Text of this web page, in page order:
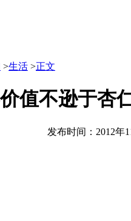
>生活 >正文
值不逊于杏
发布时间：2012年